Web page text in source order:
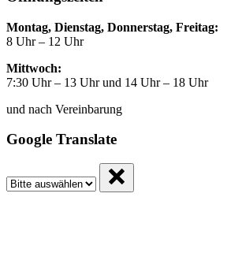
Montag, Dienstag, Donnerstag, Freitag:
8 Uhr – 12 Uhr
Mittwoch:
7:30 Uhr – 13 Uhr und 14 Uhr – 18 Uhr
und nach Vereinbarung
Google Translate